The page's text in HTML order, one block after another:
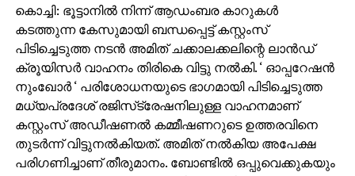
കൊച്ചി: ഭൂട്ടാനില്‍ നിന്ന് ആഡംബര കാറുകള്‍
കടത്തുന്ന കേസുമായി ബന്ധപ്പെട്ട് കസ്റ്റംസ്
പിടിച്ചെടുത്ത നടന്‍ അമിത് ചക്കാലക്കലിന്റെ ലാന്‍ഡ്
ക്രൂയിസര്‍ വാഹനം തിരികെ വിട്ടു നല്‍കി. ‘ ഓപ്പറേഷന്‍
നുംഖോര്‍ ‘ പരിശോധനയുടെ ഭാഗമായി പിടിച്ചെടുത്ത
മധ്യപ്രദേശ് രജിസ്‌ട്രേഷനിലുള്ള വാഹനമാണ്
കസ്റ്റംസ് അഡീഷണല്‍ കമ്മീഷണറുടെ ഉത്തരവിനെ
തുടര്‍ന്ന് വിട്ടുനല്‍കിയത്. അമിത് നല്‍കിയ അപേക്ഷ
പരിഗണിച്ചാണ് തീരുമാനം. ബോണ്ടില്‍ ഒപ്പുവെക്കുകയും